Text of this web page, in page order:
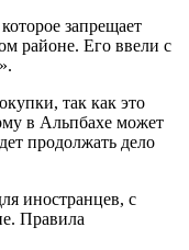
запрещает
районе. Его ввели с
так как это
в Альпбахе может
продолжать дело
иностранцев, с
Правила